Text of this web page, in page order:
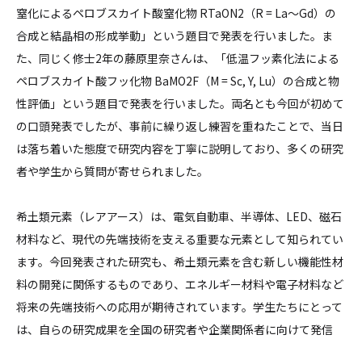
窒化によるペロブスカイト酸窒化物 RTaON2（R = La～Gd）の
合成と結晶相の形成挙動」という題目で発表を行いました。ま
た、同じく修士2年の藤原里奈さんは、「低温フッ素化法による
ペロブスカイト酸フッ化物 BaMO2F（M = Sc, Y, Lu）の合成と物
性評価」という題目で発表を行いました。両名とも今回が初めて
の口頭発表でしたが、事前に繰り返し練習を重ねたことで、当日
は落ち着いた態度で研究内容を丁寧に説明しており、多くの研究
者や学生から質問が寄せられました。
希土類元素（レアアース）は、電気自動車、半導体、LED、磁石
材料など、現代の先端技術を支える重要な元素として知られてい
ます。今回発表された研究も、希土類元素を含む新しい機能性材
料の開発に関係するものであり、エネルギー材料や電子材料など
将来の先端技術への応用が期待されています。学生たちにとって
は、自らの研究成果を全国の研究者や企業関係者に向けて発信